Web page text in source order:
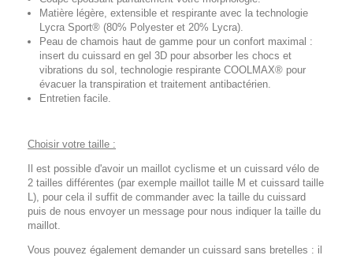
Matière légère, extensible et respirante avec la technologie
Lycra Sport® (80% Polyester et 20% Lycra).
Peau de chamois haut de gamme pour un confort maximal :
insert du cuissard en gel 3D pour absorber les chocs et
vibrations du sol, technologie respirante COOLMAX® pour
évacuer la transpiration et traitement antibactérien.
Entretien facile.
Choisir votre taille :
Il est possible d'avoir un maillot cyclisme et un cuissard vélo de
2 tailles différentes (par exemple maillot taille M et cuissard taille
L), pour cela il suffit de commander avec la taille du cuissard
puis de nous envoyer un message pour nous indiquer la taille du
maillot.
Vous pouvez également demander un cuissard sans bretelles : il